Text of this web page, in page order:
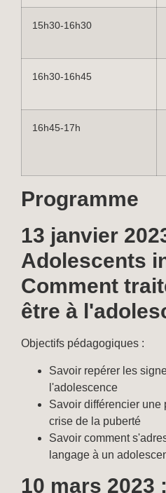
15h30-16h30
16h30-16h45
16h45-17h
Programme
13 janvier
Adolescents
Comment
être à
Objectifs pédagogiques :
Savoir repérer les
l'adolescence
Savoir différencier
crise de la puberté
Savoir comment
langage à un
10 mars 2023 :